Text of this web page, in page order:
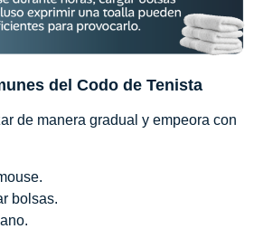
del Codo de Tenista
de manera gradual y empeora con
bolsas.